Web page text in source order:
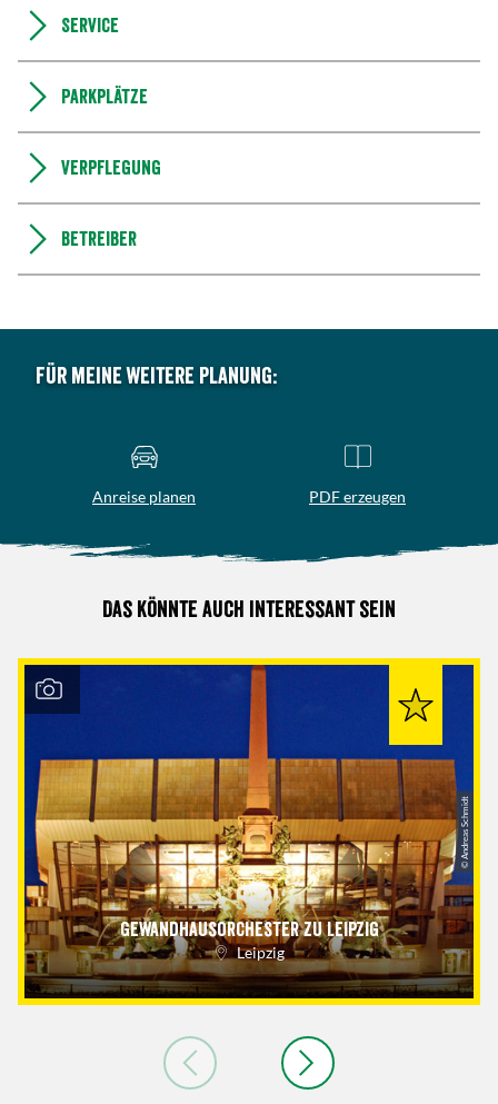
Service
Parkplätze
Verpflegung
Betreiber
Für meine weitere Planung:
Anreise planen PDF erzeugen
Das könnte auch interessant sein
Gewandhausorchester zu Leipzig
Leipzig
© Andreas Schmidt